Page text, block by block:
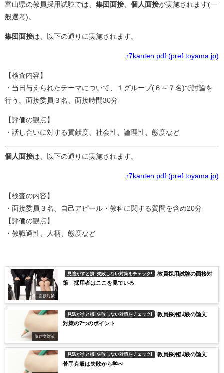
富山県の教員採用試験では、 集団面接 個人面接が実施されます(一
般選考)。
集団面接は、以下の通りに実施されます。
r7kanten.pdf (pref.toyama.jp)
【検査内容】
・当日与えられたテーマについて、１グループ(６～７名)で討論を
行う。面接委員３名、面接時間30分
【評価の観点】
・話し合いに対する貢献度、社会性、論理性、態度など
個人面接は、以下の通りに実施されます。
r7kanten.pdf (pref.toyama.jp)
【検査の内容】
・面接委員３名、自己アピール・教科に関する質問を含め20分
【評価の観点】
・教職適性、人柄、態度など
面接対策
見逃がすと損! 失敗しない対策をチェック!
教員採用試験の面接対
策 採用者はここを見ている
論作文対策
見逃がすと損! 失敗しない対策をチェック!
教員採用試験の論文
対策の7つのポイント
見逃がすと損! 失敗しない対策をチェック!
教員採用試験の論文
苦手克服は失敗から学べ